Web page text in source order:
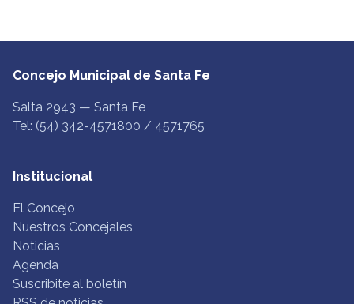
Concejo Municipal de Santa Fe
Salta 2943 — Santa Fe
Tel: (54) 342-4571800 / 4571765
Institucional
El Concejo
Nuestros Concejales
Noticias
Agenda
Suscribite al boletín